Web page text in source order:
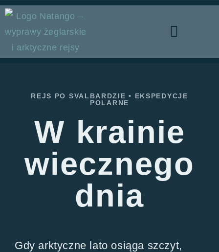
REJS PO SVALBARDZIE • EKSPEDYCJE
POLARNE
W krainie
wiecznego
dnia
Gdy arktyczne lato osiąga szczyt,